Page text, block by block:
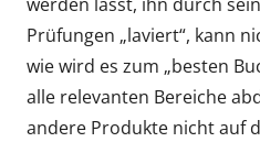
Prüfungen „laviert“, kann
wie wird es zum „besten
alle relevanten Bereiche
andere Produkte nicht auf